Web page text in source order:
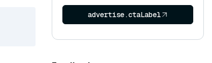
advertise.ctaLabel